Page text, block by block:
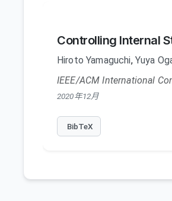
Controlling Internal
Hiroto Yamaguchi, Yuya
IEEE/ACM International
2020年12月
BibTeX